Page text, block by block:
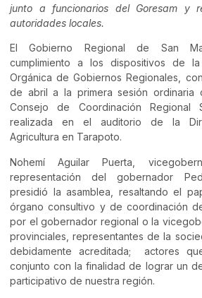
junto a funcionarios del Goresam y
autoridades locales.
El Gobierno Regional de San
cumplimiento a los dispositivos de
Orgánica de Gobiernos Regionales,
de abril a la primera sesión ordinaria
Consejo de Coordinación Regional
realizada en el auditorio de la
Agricultura en Tarapoto.
Nohemí Aguilar Puerta,
representación del gobernador
presidió la asamblea, resaltando el
órgano consultivo y de coordinación
por el gobernador regional o la
provinciales, representantes de la
debidamente acreditada; actores
conjunto con la finalidad de lograr un
participativo de nuestra región.